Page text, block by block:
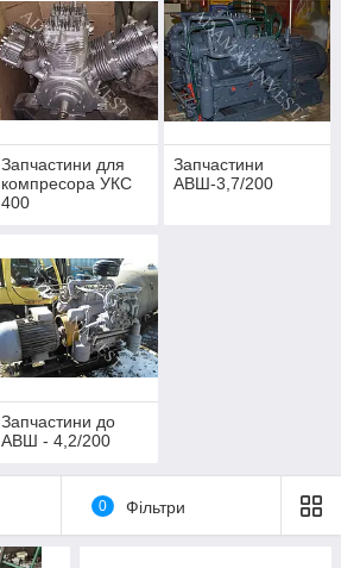
Запчастини для
компресора УКС
400
Запчастини
АВШ-3,7/200
Запчастини до
АВШ - 4,2/200
0 Фільтри